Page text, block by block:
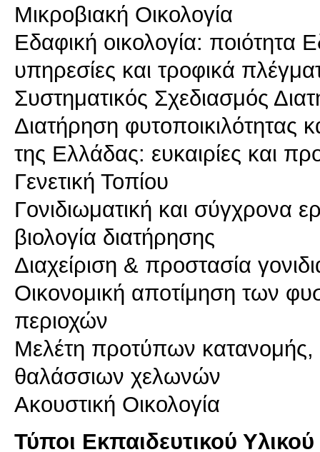
Μικροβιακή Οικολογία
Εδαφική οικολογία: ποιότητα
υπηρεσίες και τροφικά
Συστηματικός Σχεδιασμός
Διατήρηση φυτοποικιλότητας
της Ελλάδας: ευκαιρίες και
Γενετική Τοπίου
Γονιδιωματική και σύγχρονα
βιολογία διατήρησης
Διαχείριση & προστασία
Οικονομική αποτίμηση των
περιοχών
Μελέτη προτύπων κατανομής,
θαλάσσιων χελωνών
Ακουστική Οικολογία
Τύποι Εκπαιδευτικού Υλικού